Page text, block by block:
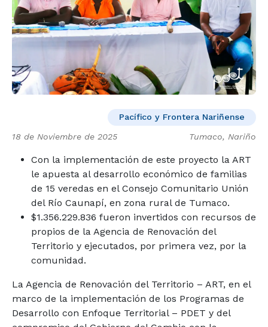
Pacífico y Frontera Nariñense
18 de Noviembre de 2025 Tumaco, Nariño
Con la implementación de este proyecto la ART
le apuesta al desarrollo económico de familias
de 15 veredas en el Consejo Comunitario Unión
del Río Caunapí, en zona rural de Tumaco.
$1.356.229.836 fueron invertidos con recursos de
propios de la Agencia de Renovación del
Territorio y ejecutados, por primera vez, por la
comunidad.
La Agencia de Renovación del Territorio – ART, en el
marco de la implementación de los Programas de
Desarrollo con Enfoque Territorial – PDET y del